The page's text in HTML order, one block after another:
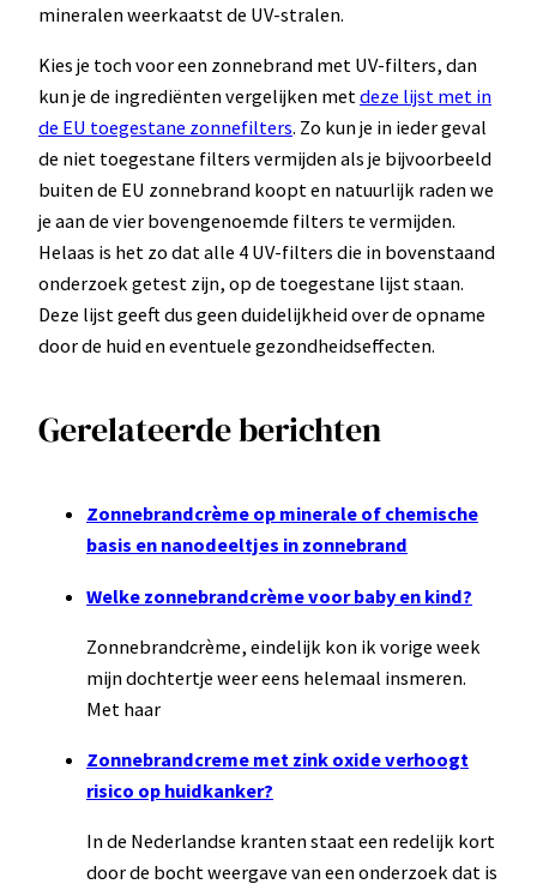
mineralen weerkaatst de UV-stralen.
Kies je toch voor een zonnebrand met UV-filters, dan
kun je de ingrediënten vergelijken metdeze lijst met in
de EU toegestane zonnefilters. Zo kun je in ieder geval
de niet toegestane filters vermijden als je bijvoorbeeld
buiten de EU zonnebrand koopt en natuurlijk raden we
je aan de vier bovengenoemde filters te vermijden.
Helaas is het zo dat alle 4 UV-filters die in bovenstaand
onderzoek getest zijn, op de toegestane lijst staan.
Deze lijst geeft dus geen duidelijkheid over de opname
door de huid en eventuele gezondheidseffecten.
Gerelateerde berichten
Zonnebrandcrème op minerale of chemische
basis en nanodeeltjes in zonnebrand
Welke zonnebrandcrème voor baby en kind?
Zonnebrandcrème, eindelijk kon ik vorige week
mijn dochtertje weer eens helemaal insmeren.
Met haar
Zonnebrandcreme met zink oxide verhoogt
risico op huidkanker?
In de Nederlandse kranten staat een redelijk kort
door de bocht weergave van een onderzoek dat is